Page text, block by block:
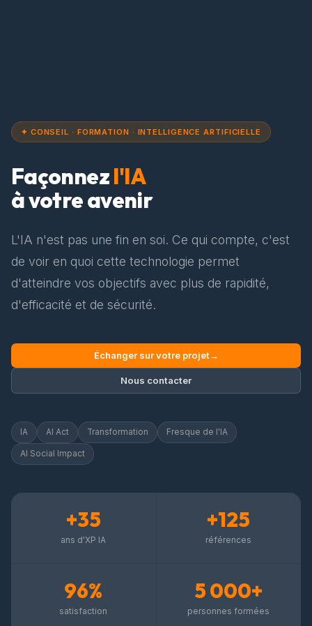
✦ CONSEIL · FORMATION · INTELLIGENCE ARTIFICIELLE
Façonnezl'IA
à votre avenir
L'IA n'est pas une fin en soi. Ce qui compte, c'est
de voir en quoi cette technologie permet
d'atteindre vos objectifs avec plus de rapidité,
d'efficacité et de sécurité.
Échanger sur votre projet→
Nous contacter
IA AI Act Transformation Fresque de l'IA
AI Social Impact
+35
ans d'XP IA
+125
références
96%
satisfaction
5 000+
personnes formées